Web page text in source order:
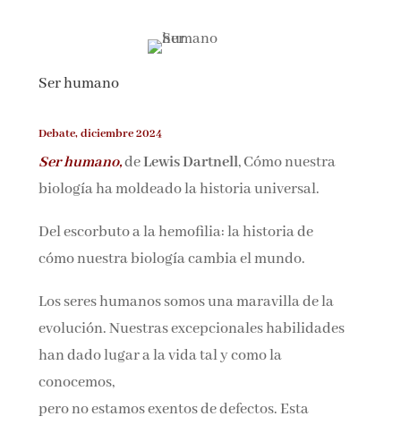
Ser humano
Debate, diciembre 2024
Ser humano,deLewis Dartnell, Cómo nuestra
biología ha moldeado la historia universal.
Del escorbuto a la hemofilia: la historia de
cómo nuestra biología cambia el mundo.
Los seres humanos somos una maravilla de la
evolución. Nuestras excepcionales habilidades
han dado lugar a la vida tal y como la
conocemos,
pero no estamos exentos de defectos. Esta
Únete a nuestra comunidad de amantes de la
Nombre*
Email*
Por favor, acepta lostérminos y condiciones